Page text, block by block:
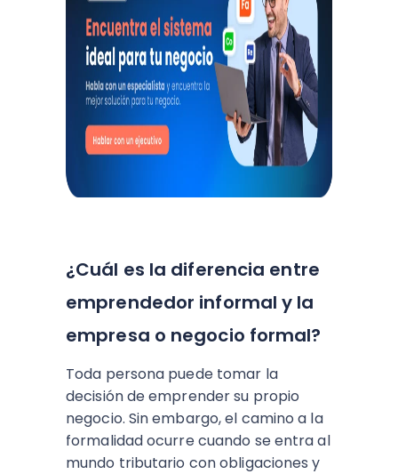
¿Cuál es la diferencia entre
emprendedor informal y la
empresa o negocio formal?
Toda persona puede tomar la
decisión de emprender su propio
negocio. Sin embargo, el camino a la
formalidad ocurre cuando se entra al
mundo tributario con obligaciones y